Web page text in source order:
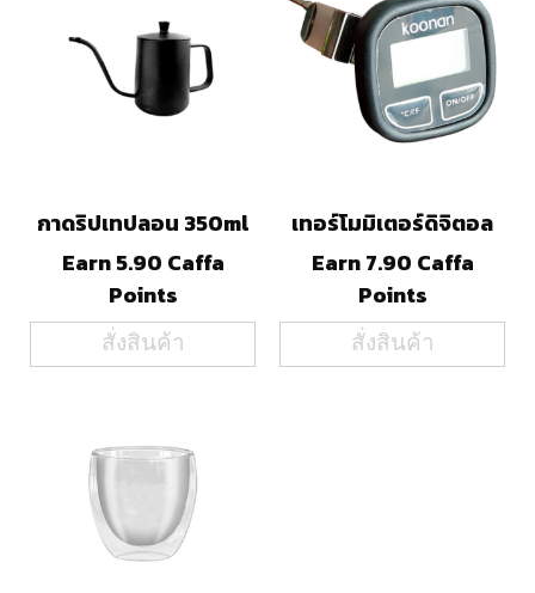
กาดริปเทปลอน 350ml
Earn 5.90 Caffa
Points
สั่งสินค้า
เทอร์โมมิเตอร์ดิจิตอล
Earn 7.90 Caffa
Points
สั่งสินค้า